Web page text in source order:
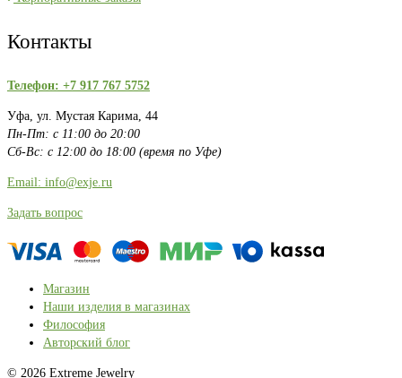
Контакты
Телефон: +7 917 767 5752
Уфа, ул. Мустая Карима, 44
Пн-Пт: с 11:00 до 20:00
Сб-Вс: с 12:00 до 18:00 (время по Уфе)
Email: info@exje.ru
Задать вопрос
Магазин
Наши изделия в магазинах
Философия
Авторский блог
© 2026 Extreme Jewelry